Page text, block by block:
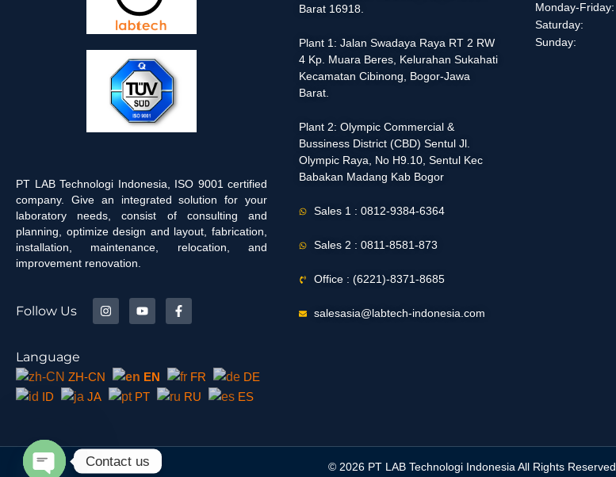
PT LAB Technologi Indonesia, ISO 9001 certified
company. Give an integrated solution for your
laboratory needs, consist of consulting and
planning, optimize design and layout, fabrication,
installation, maintenance, relocation, and
improvement renovation.
Follow Us
Language
ZH-CN EN FR
DE
ID
JA PT RU ES
Barat 16918.
Plant 1: Jalan Swadaya Raya RT 2 RW
4 Kp. Muara Beres, Kelurahan Sukahati
Kecamatan Cibinong, Bogor-Jawa
Barat.
Plant 2: Olympic Commercial &
Bussiness District (CBD) Sentul Jl.
Olympic Raya, No H9.10, Sentul Kec
Babakan Madang Kab Bogor
Sales 1 : 0812-9384-6364
Sales 2 : 0811-8581-873
Office : (6221)-8371-8685
salesasia@labtech-indonesia.com
Monday-Friday:
Saturday:
Sunday:
© 2026 PT LAB Technologi Indonesia All Rights Reserved
Contact us